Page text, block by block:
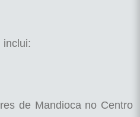
inclui:
de Mandioca no Centro